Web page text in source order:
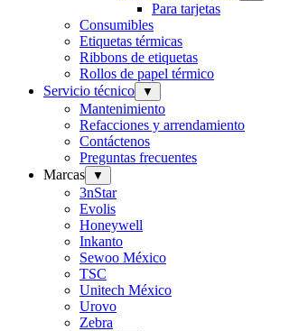
Para tarjetas
Consumibles
Etiquetas térmicas
Ribbons de etiquetas
Rollos de papel térmico
Servicio técnico
▼
Mantenimiento
Refacciones y arrendamiento
Contáctenos
Preguntas frecuentes
Marcas
▼
3nStar
Evolis
Honeywell
Inkanto
Sewoo México
TSC
Unitech México
Urovo
Zebra